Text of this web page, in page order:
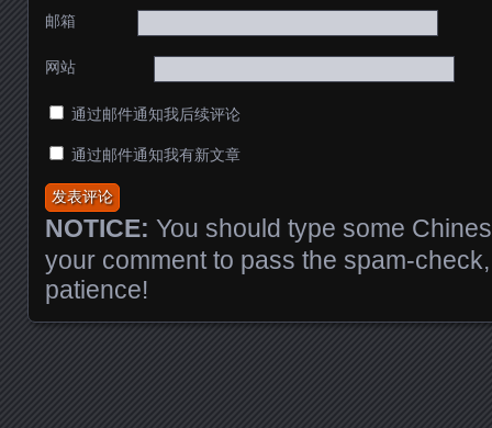
邮箱
网站
通过邮件通知我后续评论
通过邮件通知我有新文章
NOTICE: You should type some
your comment to pass the spam-
patience!